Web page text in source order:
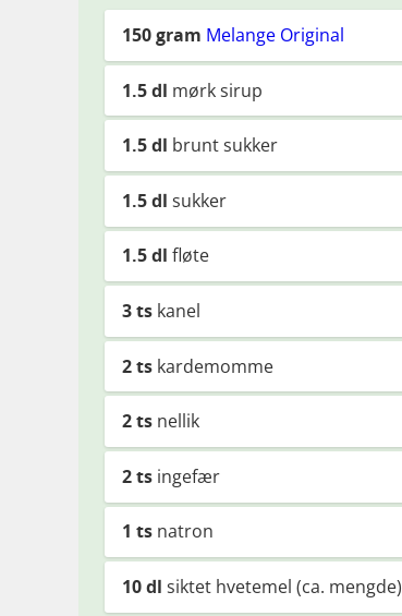
150gram Melange Original
1.5dl mørk sirup
1.5dl brunt sukker
1.5dl sukker
1.5dl fløte
3ts kanel
2ts kardemomme
2ts nellik
2ts ingefær
1 ts natron
10dl siktet hvetemel (ca. mengde)